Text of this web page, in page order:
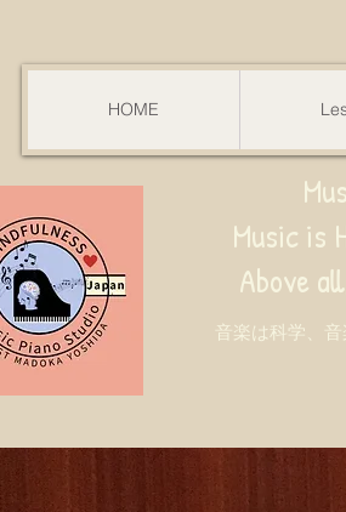
HOME
Music is
all, Music is Art.
音楽は科学、